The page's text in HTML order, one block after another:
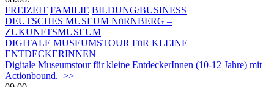
FREIZEIT FAMILIE BILDUNG/BUSINESS
DEUTSCHES MUSEUM NüRNBERG –
ZUKUNFTSMUSEUM
DIGITALE MUSEUMSTOUR FüR KLEINE
ENTDECKERINNEN
Digitale Museumstour für kleine EntdeckerInnen (10-12 Jahre) mit
Actionbound. >>